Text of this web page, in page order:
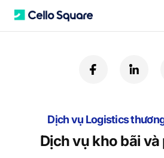
C
f
a
b
o
o
i
e
d
i
Dịch vụ Logistics
Dịch vụ kho bãi